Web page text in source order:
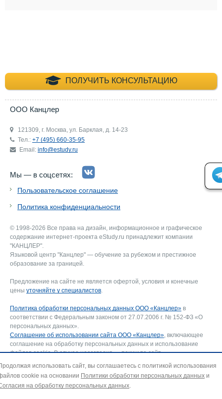
ПОЛУЧИТЬ КОНСУЛЬТАЦИЮ
+7 (495) 660-35-
ООО Канцлер
121309, г. Москва, ул. Барклая, д. 14-23
Тел.: +7 (495) 660-35-95
Email: info@estudy.ru
Мы — в соцсетях:
Пользовательское соглашение
Политика конфиденциальности
© 1998-2026 Все права на дизайн, информационное и графическое
содержание интернет-проекта eStudy.ru принадлежит компании
"КАНЦЛЕР".
Языковой центр "Канцлер" — обучение за рубежом и престижное
образование за границей.
Предложение на сайте не является офертой, условия и конечные
цены уточняйте у специалистов
Политика обработки персональных данных ООО «Канцлер» в
соответствии с Федеральным законом от 27.07.2006 г. № 152-ФЗ «О
персональных данных».
Соглашение об использовании сайта ООО «Канцлер» , включающее
соглашение на обработку персональных данных и использование
файлов cookie. В случае несогласия — покиньте сайт.
Для отзыва согласия на обработку персональных данных направьте
запрос на адрес эл. почты:
использовать сайт, вы соглашаетесь с политикой использования
cookie на основании Политики обработки персональных данных и
на обработку персональных данных.